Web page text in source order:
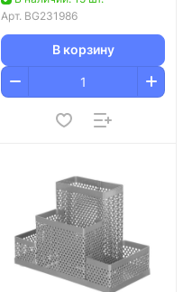
черная
"Germanium"
BRAUBERG
Арт. BG231986
В корзину